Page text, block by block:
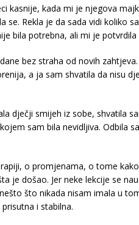
kasnije, kada mi je njegova
se. Rekla je da sada vidi koliko
bila potrebna, ali mi je potvrdila
bez straha od novih
a ja sam shvatila da nisu
dječji smijeh iz sobe, shvatila
sam bila nevidljiva. Odbila
o promjenama, o tome kako
je došao. Jer neke lekcije se
što nikada nisam imala u
i stabilna.